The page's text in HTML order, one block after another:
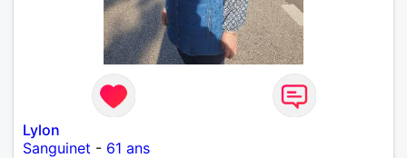
Lylon
Sanguinet - 61 ans